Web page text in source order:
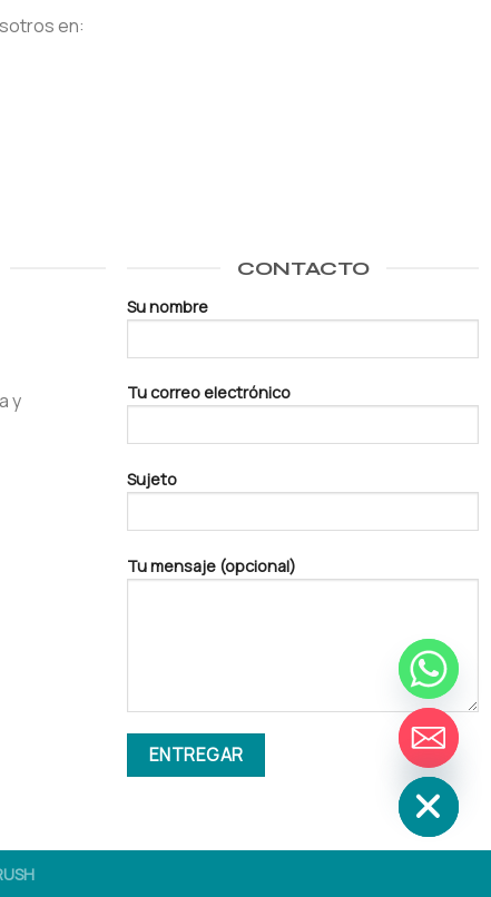
en:
y
CONTACTO
Su nombre
Tu correo electrónico
Sujeto
Tu mensaje (opcional)
OCULTAR
HABLADOR